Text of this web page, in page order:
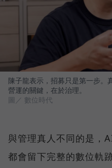
陳子龍表示，招募只是第一步。
營運的關鍵，在於治理。
圖／ 數位時代
與管理真人不同的是，
都會留下完整的數位軌